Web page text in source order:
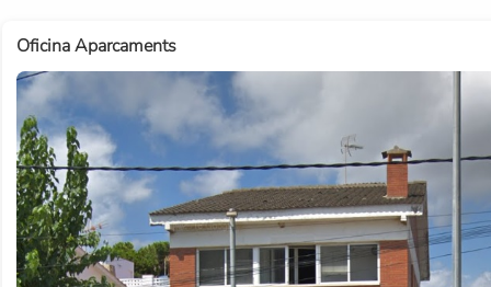
Oficina Aparcaments